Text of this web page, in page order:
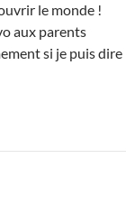
le monde !
aux parents
si je puis dire